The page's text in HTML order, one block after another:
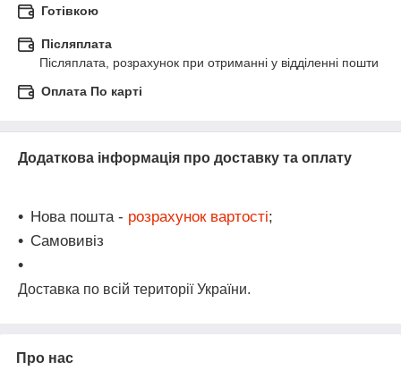
Готівкою
Післяплата
Післяплата, розрахунок при отриманні у відділенні пошти
Оплата По карті
Додаткова інформація про доставку та оплату
Нова пошта - розрахунок вартості;
Самовивіз
Доставка по всій території України.
Про нас